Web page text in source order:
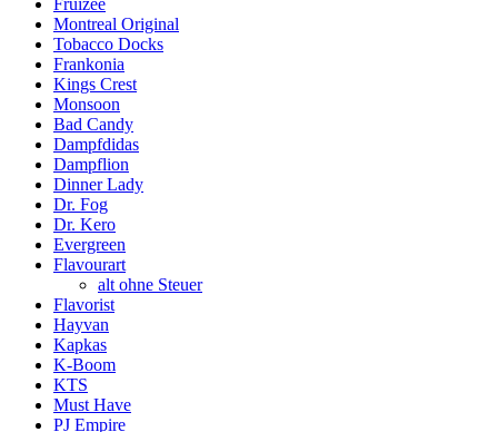
Fruizee
Montreal Original
Tobacco Docks
Frankonia
Kings Crest
Monsoon
Bad Candy
Dampfdidas
Dampflion
Dinner Lady
Dr. Fog
Dr. Kero
Evergreen
Flavourart
alt ohne Steuer
Flavorist
Hayvan
Kapkas
K-Boom
KTS
Must Have
PJ Empire